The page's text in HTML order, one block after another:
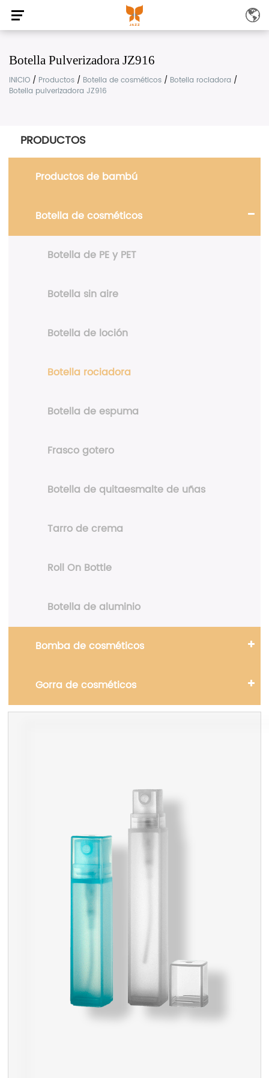
Botella Pulverizadora JZ916
INICIO / Productos / Botella de cosméticos / Botella rociadora /
Botella pulverizadora JZ916
PRODUCTOS
Productos de bambú
Botella de cosméticos
Botella de PE y PET
Botella sin aire
Botella de loción
Botella rociadora
Botella de espuma
Frasco gotero
Botella de quitaesmalte de uñas
Tarro de crema
Roll On Bottle
Botella de aluminio
Bomba de cosméticos
Gorra de cosméticos